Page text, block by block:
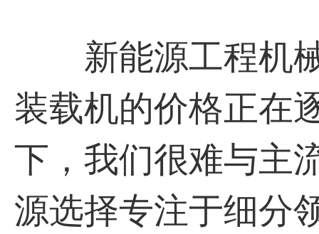
新能源工程机械
装载机的价格正在
下，我们很难与主
源选择专注于细分